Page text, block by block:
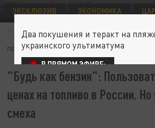
MAKSIM
ЭКСКЛЮЗИВ ЭКОНОМИКА
01 АВГУСТА 23:17
ПОДПИШИТЕСЬ:
"Будь как бензин":
ценах на топливо в России.
смеха
Два покушения и теракт на
украинского ультиматума
В ПРЯМОМ ЭФИРЕ: